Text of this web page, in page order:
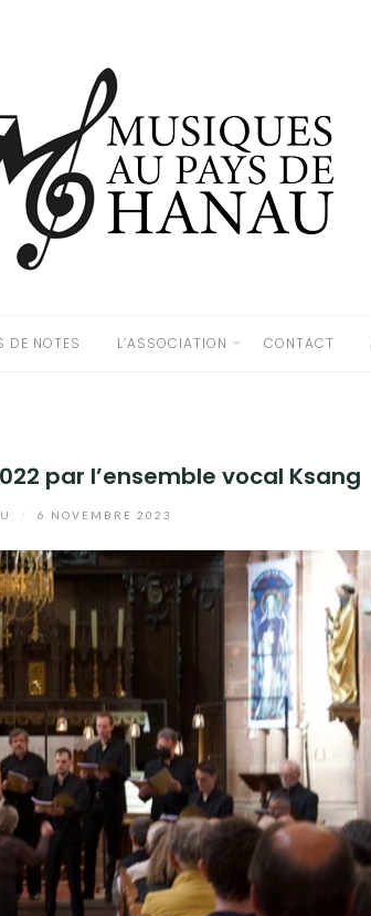
DE NOTES L’ASSOCIATION CONTACT
par l’ensemble vocal Ksang
6 NOVEMBRE 2023